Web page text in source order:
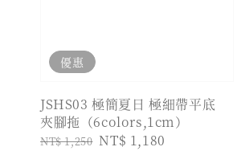
優惠
JSHS03 極簡夏日 極細帶平底
夾腳拖（6colors,1cm）
Regular
NT$ 1,250 Sale
NT$ 1,180